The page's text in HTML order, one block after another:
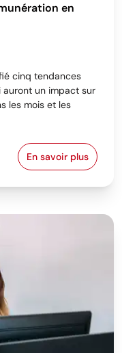
en
cinq tendances
un impact sur
les mois et les
En savoir plus
5 tendances